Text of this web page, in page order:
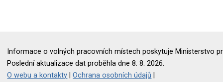
Informace o volných pracovních místech poskytuje Ministerstvo
Poslední aktualizace dat proběhla dne 8. 8. 2026.
O webu a kontakty |Ochrana osobních údajů